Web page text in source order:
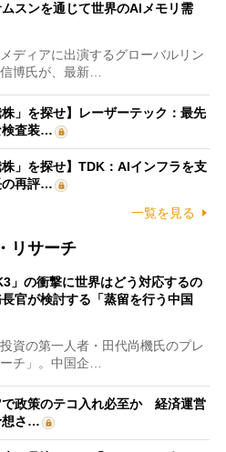
スンを通じて世界のAIメモリ需
ディアに出演するグローバルリン
博氏が、最新…
株」を探せ】レーザーテック：最先
検査装…
株」を探せ】TDK：AIインフラを支
の再評…
一覧を見る
リサーチ
」の衝撃に世界はどう対応するの
官が検討する「蒸留を行う中国
資の第一人者・田代尚機氏のプレ
チ」。中国企…
で政策のテコ入れ必至か 経済運営
想さ…